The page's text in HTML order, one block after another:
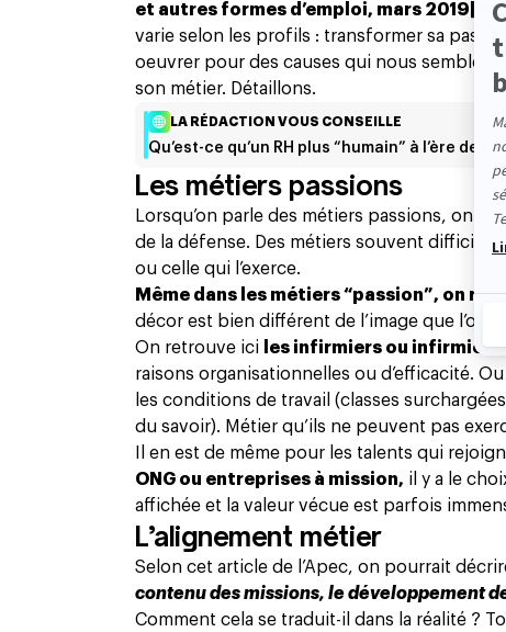
et autres formes d’emploi, mars 2019[/
varie selon les profils : transformer sa
oeuvrer pour des causes qui nous
son métier. Détaillons.
LA RÉDACTION VOUS CONSEILLE
Qu’est-ce qu’un RH plus “humain” à l’ère de
Les métiers passions
Lorsqu’on parle des métiers passions, on
de la défense. Des métiers souvent
ou celle qui l’exerce.
Même dans les métiers “passion”, on
décor est bien différent de l’image que l’on
On retrouve ici
les infirmiers ou
raisons organisationnelles ou d’efficacité.
les conditions de travail (classes
du savoir). Métier qu’ils ne peuvent pas
Il en est de même pour les talents qui
ONG ou entreprises à mission, il y a le
affichée et la valeur vécue est parfois
L’alignement métier
Selon cet article de l’Apec, on pourrait
contenu des missions, le développement
Comment cela se traduit-il dans la réalité ?